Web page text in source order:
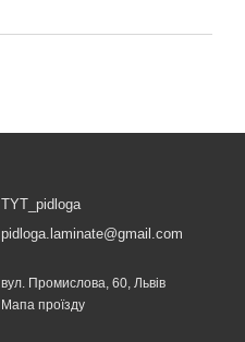
TYT_pidloga
pidloga.laminate@gmail.com
вул. Промислова, 60, Львів
Мапа проїзду